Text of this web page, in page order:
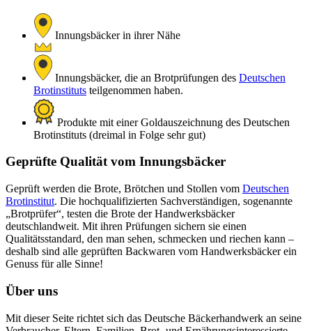
Innungsbäcker in ihrer Nähe
Innungsbäcker, die an Brotprüfungen des Deutschen
Brotinstituts teilgenommen haben.
Produkte mit einer Goldauszeichnung des Deutschen
Brotinstituts (dreimal in Folge sehr gut)
Geprüfte Qualität vom Innungsbäcker
Geprüft werden die Brote, Brötchen und Stollen vom Deutschen
Brotinstitut. Die hochqualifizierten Sachverständigen, sogenannte
„Brotprüfer“, testen die Brote der Handwerksbäcker
deutschlandweit. Mit ihren Prüfungen sichern sie einen
Qualitätsstandard, den man sehen, schmecken und riechen kann –
deshalb sind alle geprüften Backwaren vom Handwerksbäcker ein
Genuss für alle Sinne!
Über uns
Mit dieser Seite richtet sich das Deutsche Bäckerhandwerk an seine